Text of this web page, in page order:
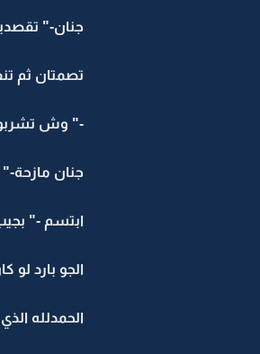
جنان-"
تصمتان ثم
-" وش
جنان
ابتسم -"
الجو بارد
الحمدلله